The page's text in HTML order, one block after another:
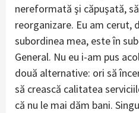
nereformată şi căpuşată,
reorganizare. Eu am cerut,
subordinea mea, este în
General. Nu eu i-am pus
două alternative: ori să
să crească calitatea
că nu le mai dăm bani.